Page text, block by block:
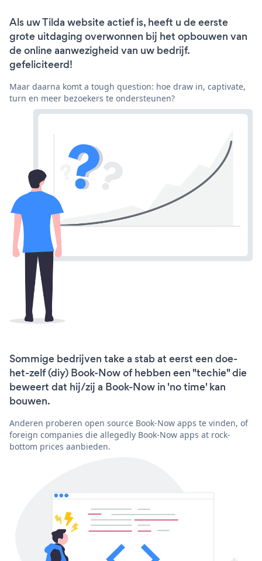
Als uw Tilda website actief is, heeft u de eerste
grote uitdaging overwonnen bij het opbouwen van
de online aanwezigheid van uw bedrijf.
gefeliciteerd!
Maar daarna komt a tough question: hoe draw in, captivate,
turn en meer bezoekers te ondersteunen?
Sommige bedrijven take a stab at eerst een doe-
het-zelf (diy) Book-Now of hebben een "techie" die
beweert dat hij/zij a Book-Now in 'no time' kan
bouwen.
Anderen proberen open source Book-Now apps te vinden, of
foreign companies die allegedly Book-Now apps at rock-
bottom prices aanbieden.